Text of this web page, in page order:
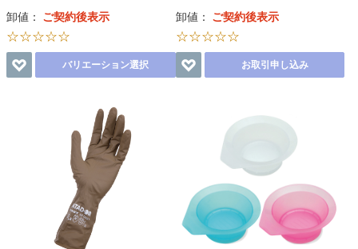
卸値： ご契約後表示
☆☆☆☆☆
バリエーション選択
卸値： ご契約後表示
☆☆☆☆☆
お取引申し込み